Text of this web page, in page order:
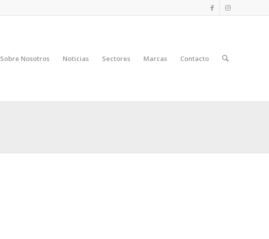
Sobre Nosotros Noticias Sectores Marcas Contacto